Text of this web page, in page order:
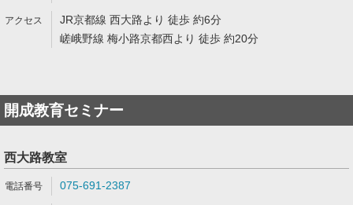
JR京都線 西大路より 徒歩 約6分
嵯峨野線 梅小路京都西より 徒歩 約20分
開成教育セミナー
西大路教室
075-691-2387